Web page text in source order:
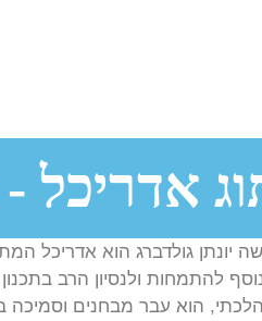
אדריכל
יונתן גולדברג הוא אדריכל
להתמחות ולנסיון הרב
הוא עבר מבחנים